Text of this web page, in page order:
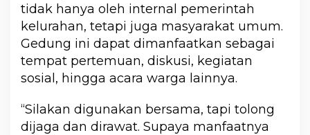
tidak hanya oleh internal pemerintah
kelurahan, tetapi juga masyarakat umum.
Gedung ini dapat dimanfaatkan sebagai
tempat pertemuan, diskusi, kegiatan
sosial, hingga acara warga lainnya.
“Silakan digunakan bersama, tapi tolong
dijaga dan dirawat. Supaya manfaatnya